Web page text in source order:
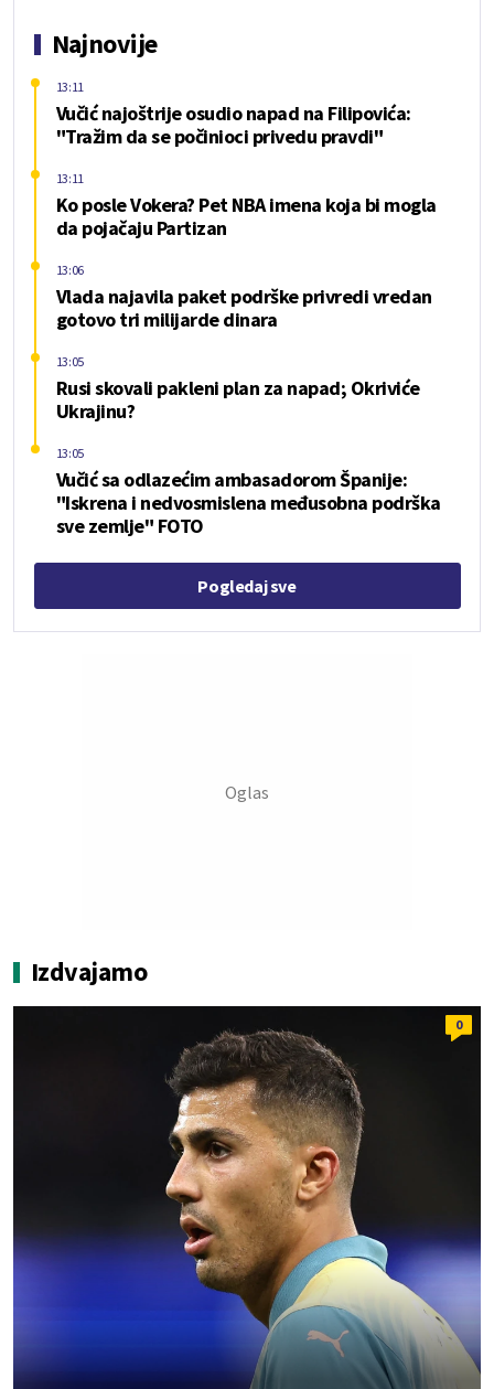
Najnovije
Vučić najoštrije osudio napad na Filipovića:
"Tražim da se počinioci privedu pravdi"
13:11
Ko posle Vokera? Pet NBA imena koja bi mogla
da pojačaju Partizan
13:11
Vlada najavila paket podrške privredi vredan
gotovo tri milijarde dinara
13:06
Rusi skovali pakleni plan za napad; Okriviće
Ukrajinu?
13:05
Vučić sa odlazećim ambasadorom Španije:
"Iskrena i nedvosmislena međusobna podrška
sve zemlje" FOTO
13:05
Pogledaj sve
Izdvajamo
0